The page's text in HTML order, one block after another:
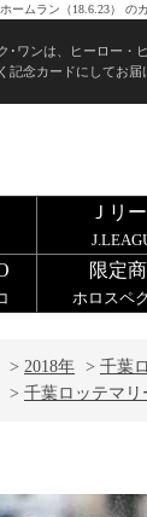
ームラン（18.6.23） の
･ワンは、ヒーロー・
記念カードにしてお届
Ｊリ
限定
ホロスペ
> 2018年 > 千葉
> 千葉ロッテマリ